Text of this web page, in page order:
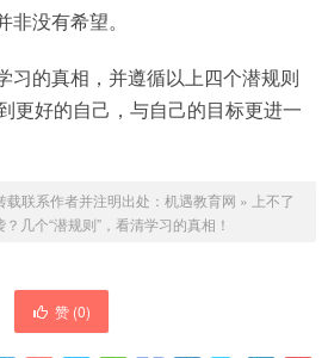
没有希望。
习的真相，并遵循以上四个潜规则
更好的自己，与自己的目标更进一
联系作者并注明出处： 机遇教育网 » 上不了
几个“潜规则”，看清学习的真相！
赞 (0)